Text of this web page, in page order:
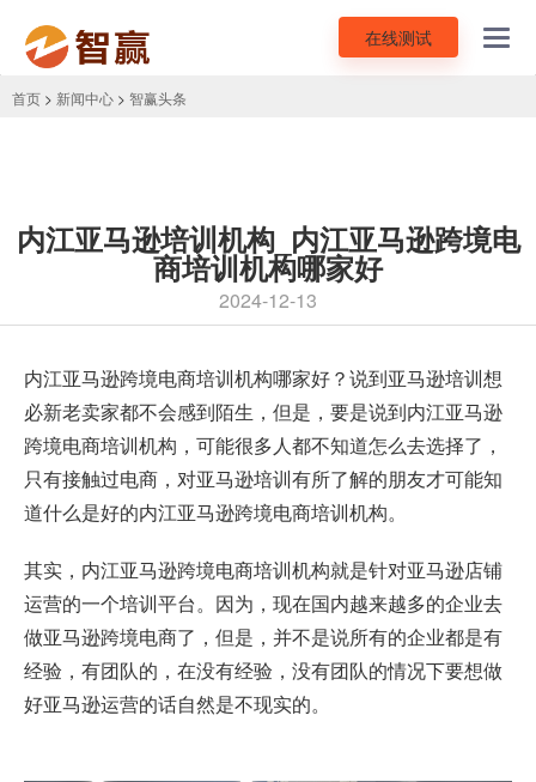
在线测试
首页 > 新闻中心 > 智赢头条
内江亚马逊培训机构_内江亚马逊跨境电
商培训机构哪家好
2024-12-13
内江亚马逊跨境电商培训机构哪家好？说到亚马逊培训想
必新老卖家都不会感到陌生，但是，要是说到内江亚马逊
跨境电商培训机构，可能很多人都不知道怎么去选择了，
只有接触过电商，对亚马逊培训有所了解的朋友才可能知
道什么是好的内江亚马逊跨境电商培训机构。
其实，内江亚马逊跨境电商培训机构就是针对亚马逊店铺
运营的一个培训平台。因为，现在国内越来越多的企业去
做亚马逊跨境电商了，但是，并不是说所有的企业都是有
经验，有团队的，在没有经验，没有团队的情况下要想做
好亚马逊运营的话自然是不现实的。